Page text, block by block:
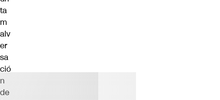
ta
m
alv
er
sa
ció
n
de